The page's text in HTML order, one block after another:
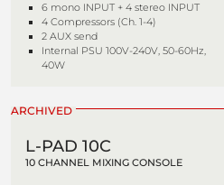
6 mono INPUT + 4 stereo INPUT
4 Compressors (Ch. 1-4)
2 AUX send
Internal PSU 100V-240V, 50-60Hz,
40W
ARCHIVED
L-PAD 10C
10 CHANNEL MIXING CONSOLE